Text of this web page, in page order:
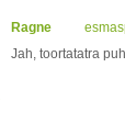
Ragne
Jah, toortatatra